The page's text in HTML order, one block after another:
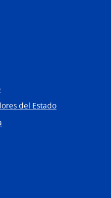
del Estado